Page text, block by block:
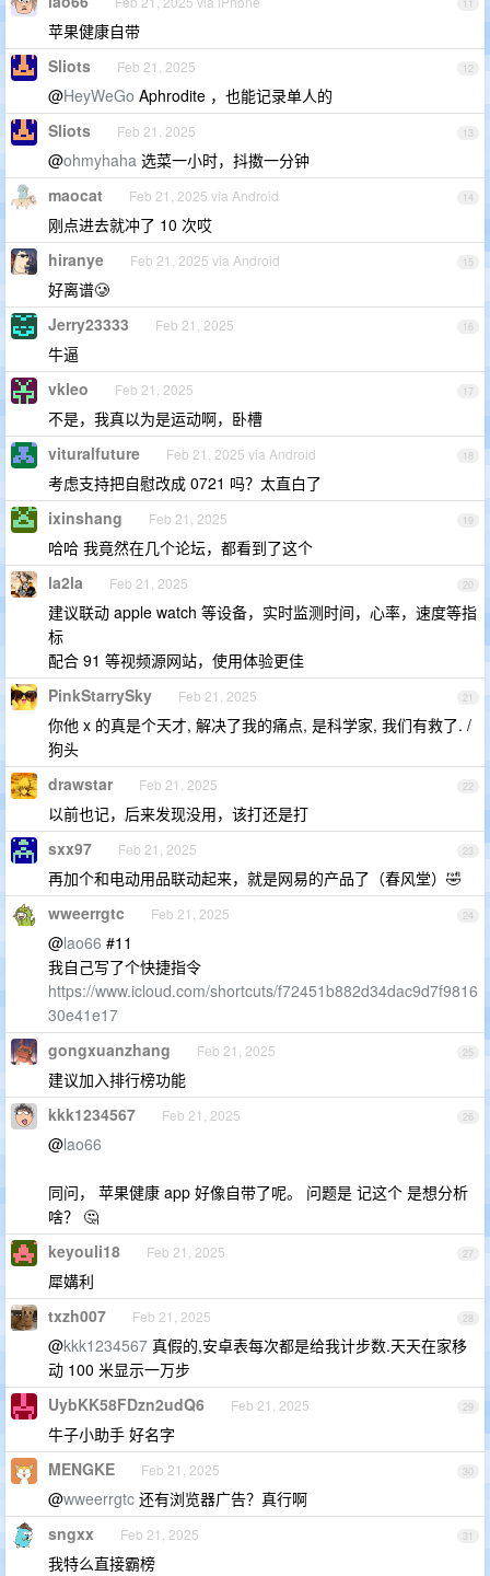
11
苹果健康自带
12
Sliots Feb 21, 2025
@HeyWeGo Aphrodite ，也能记录单人的
13
Sliots Feb 21, 2025
@ohmyhaha 选菜一小时，抖擞一分钟
14
maocat Feb 21, 2025 via Android
刚点进去就冲了 10 次哎
15
hiranye Feb 21, 2025 via Android
好离谱🥲
16
Jerry23333 Feb 21, 2025
牛逼
17
vkleo Feb 21, 2025
不是，我真以为是运动啊，卧槽
18
vituralfuture Feb 21, 2025 via Android
考虑支持把自慰改成 0721 吗？太直白了
19
ixinshang Feb 21, 2025
哈哈 我竟然在几个论坛，都看到了这个
20
la2la Feb 21, 2025
建议联动 apple watch 等设备，实时监测时间，心率，速度等指
标
配合 91 等视频源网站，使用体验更佳
21
PinkStarrySky Feb 21, 2025
你他 x 的真是个天才, 解决了我的痛点, 是科学家, 我们有救了. /
狗头
22
drawstar Feb 21, 2025
以前也记，后来发现没用，该打还是打
23
sxx97 Feb 21, 2025
再加个和电动用品联动起来，就是网易的产品了（春风堂）🤣
24
wweerrgtc Feb 21, 2025
@lao66 #11
我自己写了个快捷指令
https://www.icloud.com/shortcuts/f72451b882d34dac9d7f9816
30e41e17
25
gongxuanzhang Feb 21, 2025
建议加入排行榜功能
26
kkk1234567 Feb 21, 2025
@lao66
同问， 苹果健康 app 好像自带了呢。 问题是 记这个 是想分析
啥？ 🤔
27
keyouli18 Feb 21, 2025
犀媾利
28
txzh007 Feb 21, 2025
@kkk1234567 真假的,安卓表每次都是给我计步数.天天在家移
动 100 米显示一万步
29
UybKK58FDzn2udQ6 Feb 21, 2025
牛子小助手 好名字
30
MENGKE Feb 21, 2025
@wweerrgtc 还有浏览器广告？真行啊
31
sngxx Feb 21, 2025
我特么直接霸榜